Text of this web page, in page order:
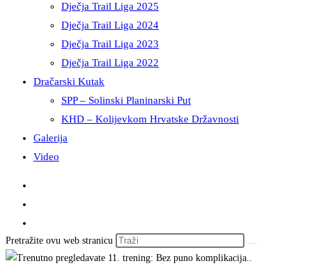
Dječja Trail Liga 2025
Dječja Trail Liga 2024
Dječja Trail Liga 2023
Dječja Trail Liga 2022
Dračarski Kutak
SPP – Solinski Planinarski Put
KHD – Kolijevkom Hrvatske Državnosti
Galerija
Video
Pretražite ovu web stranicu